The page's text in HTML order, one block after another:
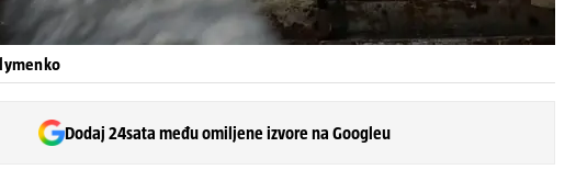
Dodaj 24sata među omiljene izvore na Googleu